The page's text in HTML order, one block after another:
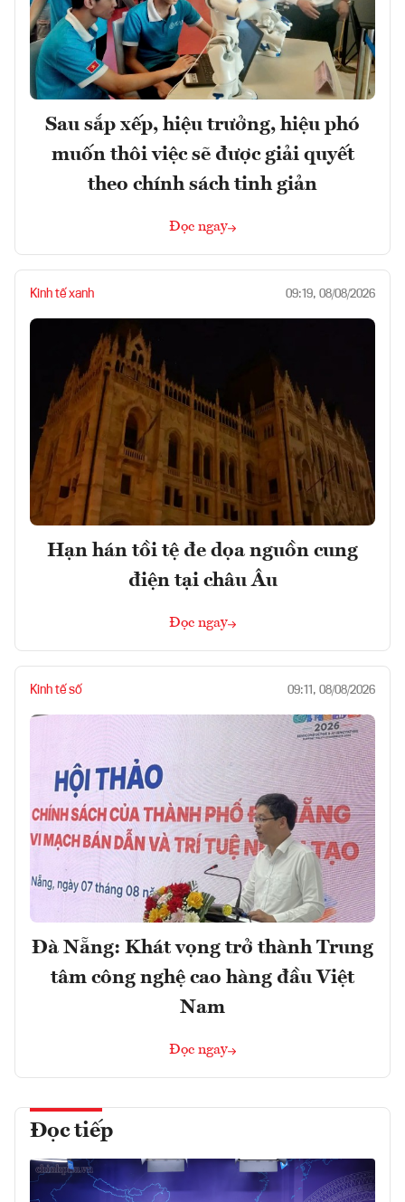
Sau sắp xếp, hiệu trưởng, hiệu phó
muốn thôi việc sẽ được giải quyết
theo chính sách tinh giản
Đọc ngay
Kinh tế xanh 09:19, 08/08/2026
Hạn hán tồi tệ đe dọa nguồn cung
điện tại châu Âu
Đọc ngay
Kinh tế số 09:11, 08/08/2026
Đà Nẵng: Khát vọng trở thành Trung
tâm công nghệ cao hàng đầu Việt
Nam
Đọc ngay
Đọc tiếp